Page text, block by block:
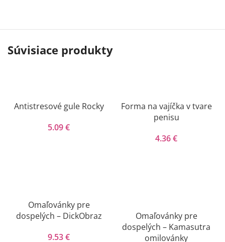
Súvisiace produkty
Antistresové gule Rocky
5.09€
Forma na vajíčka v tvare
penisu
4.36€
Omaľovánky pre
dospelých – DickObraz
9.53€
Omaľovánky pre
dospelých – Kamasutra
omilovánky